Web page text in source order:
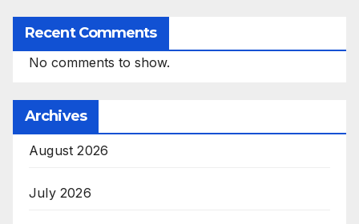
Recent Comments
No comments to show.
Archives
August 2026
July 2026